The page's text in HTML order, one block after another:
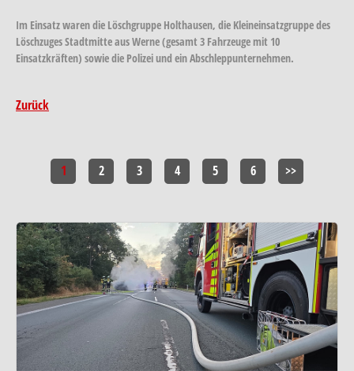
Im Einsatz waren die Löschgruppe Holthausen, die Kleineinsatzgruppe des
Löschzuges Stadtmitte aus Werne (gesamt 3 Fahrzeuge mit 10
Einsatzkräften) sowie die Polizei und ein Abschleppunternehmen.
Zurück
1 2 3 4 5 6 >>